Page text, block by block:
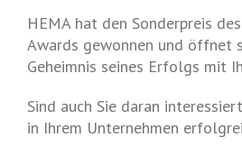
HEMA hat den Sonderpreis
Awards gewonnen und öffnet
Geheimnis seines Erfolgs mit
Sind auch Sie daran
in Ihrem Unternehmen